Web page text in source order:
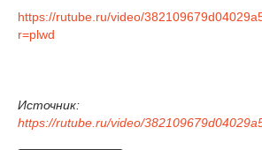
https://rutube.ru/video/
r=plwd
Источник:
https://rutube.ru/video/